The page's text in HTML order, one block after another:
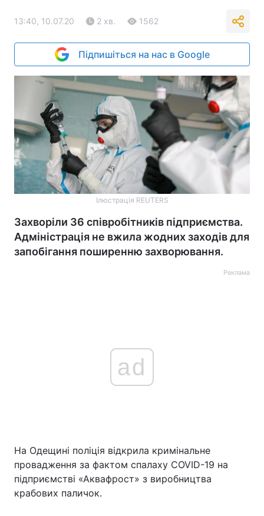
13:40, 10.07.20 2 хв. 1562
Підпишіться на нас в Google
Ілюстрація REUTERS
Захворіли 36 співробітників підприємства.
Адміністрація не вжила жодних заходів для
запобігання поширенню захворювання.
Реклама
ad
На Одещині поліція відкрила кримінальне
провадження за фактом спалаху COVID-19 на
підприємстві «Аквафрост» з виробництва
крабових паличок.